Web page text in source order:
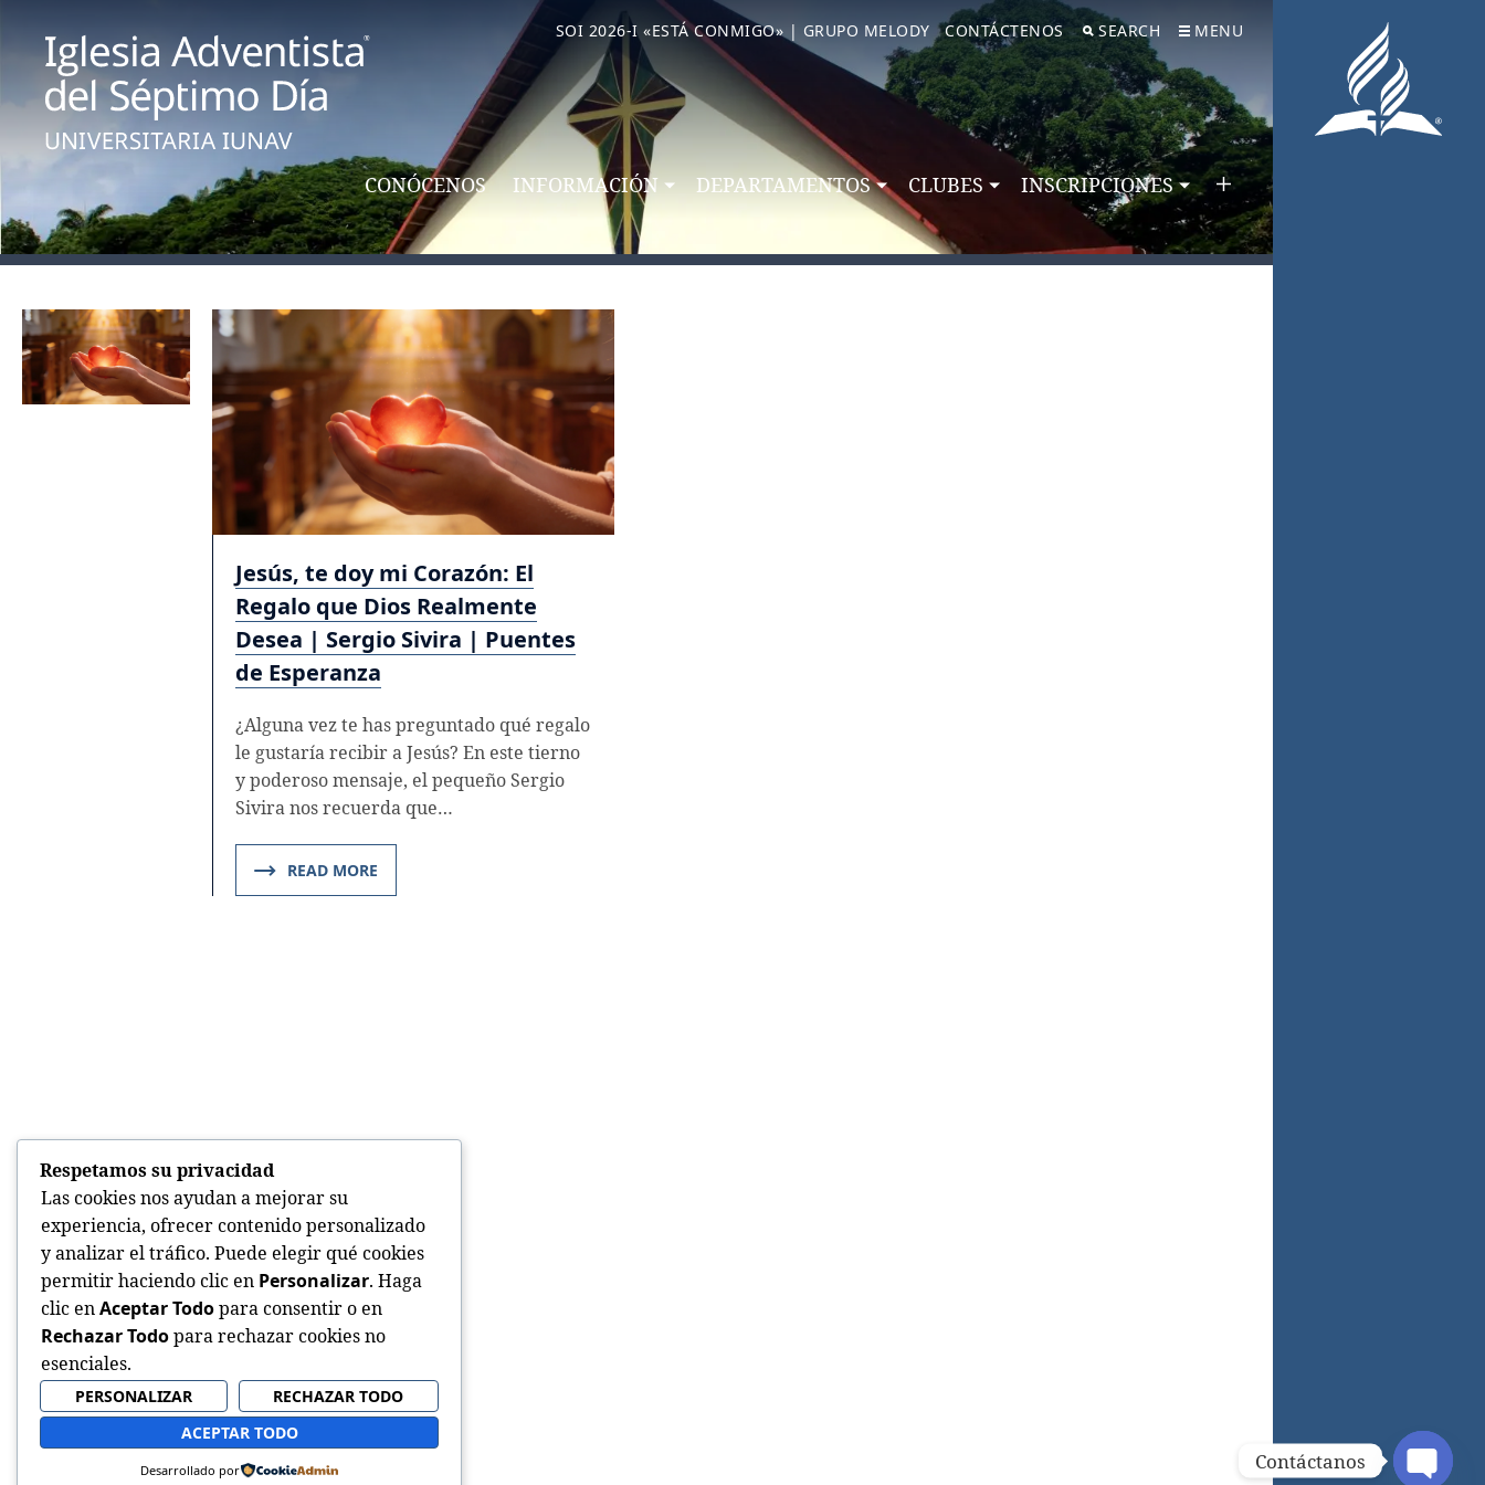
SOI 2026-I «ESTÁ CONMIGO» | GRUPO MELODY CONTÁCTENOS SEARCH MENU
CONÓCENOS INFORMACIÓN DEPARTAMENTOS CLUBES INSCRIPCIONES
Jesús, te doy mi Corazón: El
Regalo que Dios Realmente
Desea | Sergio Sivira | Puentes
de Esperanza
¿Alguna vez te has preguntado qué regalo
le gustaría recibir a Jesús? En este tierno
y poderoso mensaje, el pequeño Sergio
Sivira nos recuerda que…
READ MORE
Respetamos su privacidad
Las cookies nos ayudan a mejorar su
experiencia, ofrecer contenido personalizado
y analizar el tráfico. Puede elegir qué cookies
permitir haciendo clic en Personalizar. Haga
clic enAceptar Todopara consentir o en
Rechazar Todopara rechazar cookies no
esenciales.
PERSONALIZAR
RECHAZAR TODO
ACEPTAR TODO
Desarrollado por Contáctanos